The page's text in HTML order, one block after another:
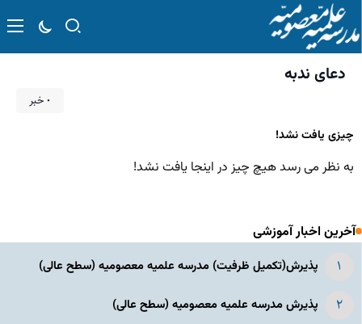
دعای ندبه
۰ خبر
چیزی یافت نشد!
به نظر می رسد هیچ چیز در اینجا یافت نشد!
آخرین اخبار آموزشی
پذیرش(تکمیل ظرفیت) مدرسه علمیه معصومیه‌ (سطح عالی)
پذیرش مدرسه علمیه معصومیه‌ (سطح عالی)